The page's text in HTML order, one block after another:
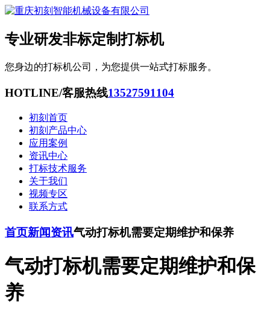
专业研发非标定制打标机
您身边的打标机公司，为您提供一站式打标服务。
HOTLINE/客服热线13527591104
初刻首页
初刻产品中心
应用案例
资讯中心
打标技术服务
关于我们
视频专区
联系方式
首页新闻资讯气动打标机需要定期维护和保养
气动打标机需要定期维护和保
养